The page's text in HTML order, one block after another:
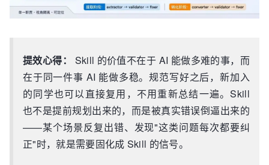
提效心得：
Skill 的价值不在于 AI 能做多难的事，而
在于同一件事 AI 能做多稳。规范写好之后，新加入
的同学也可以直接复用，不用重新总结一遍。Skill
也不是提前规划出来的，而是被真实错误倒逼出来的
——某个场景反复出错、发现"这类问题每次都要纠
正"时，就是需要固化成 Skill 的信号。